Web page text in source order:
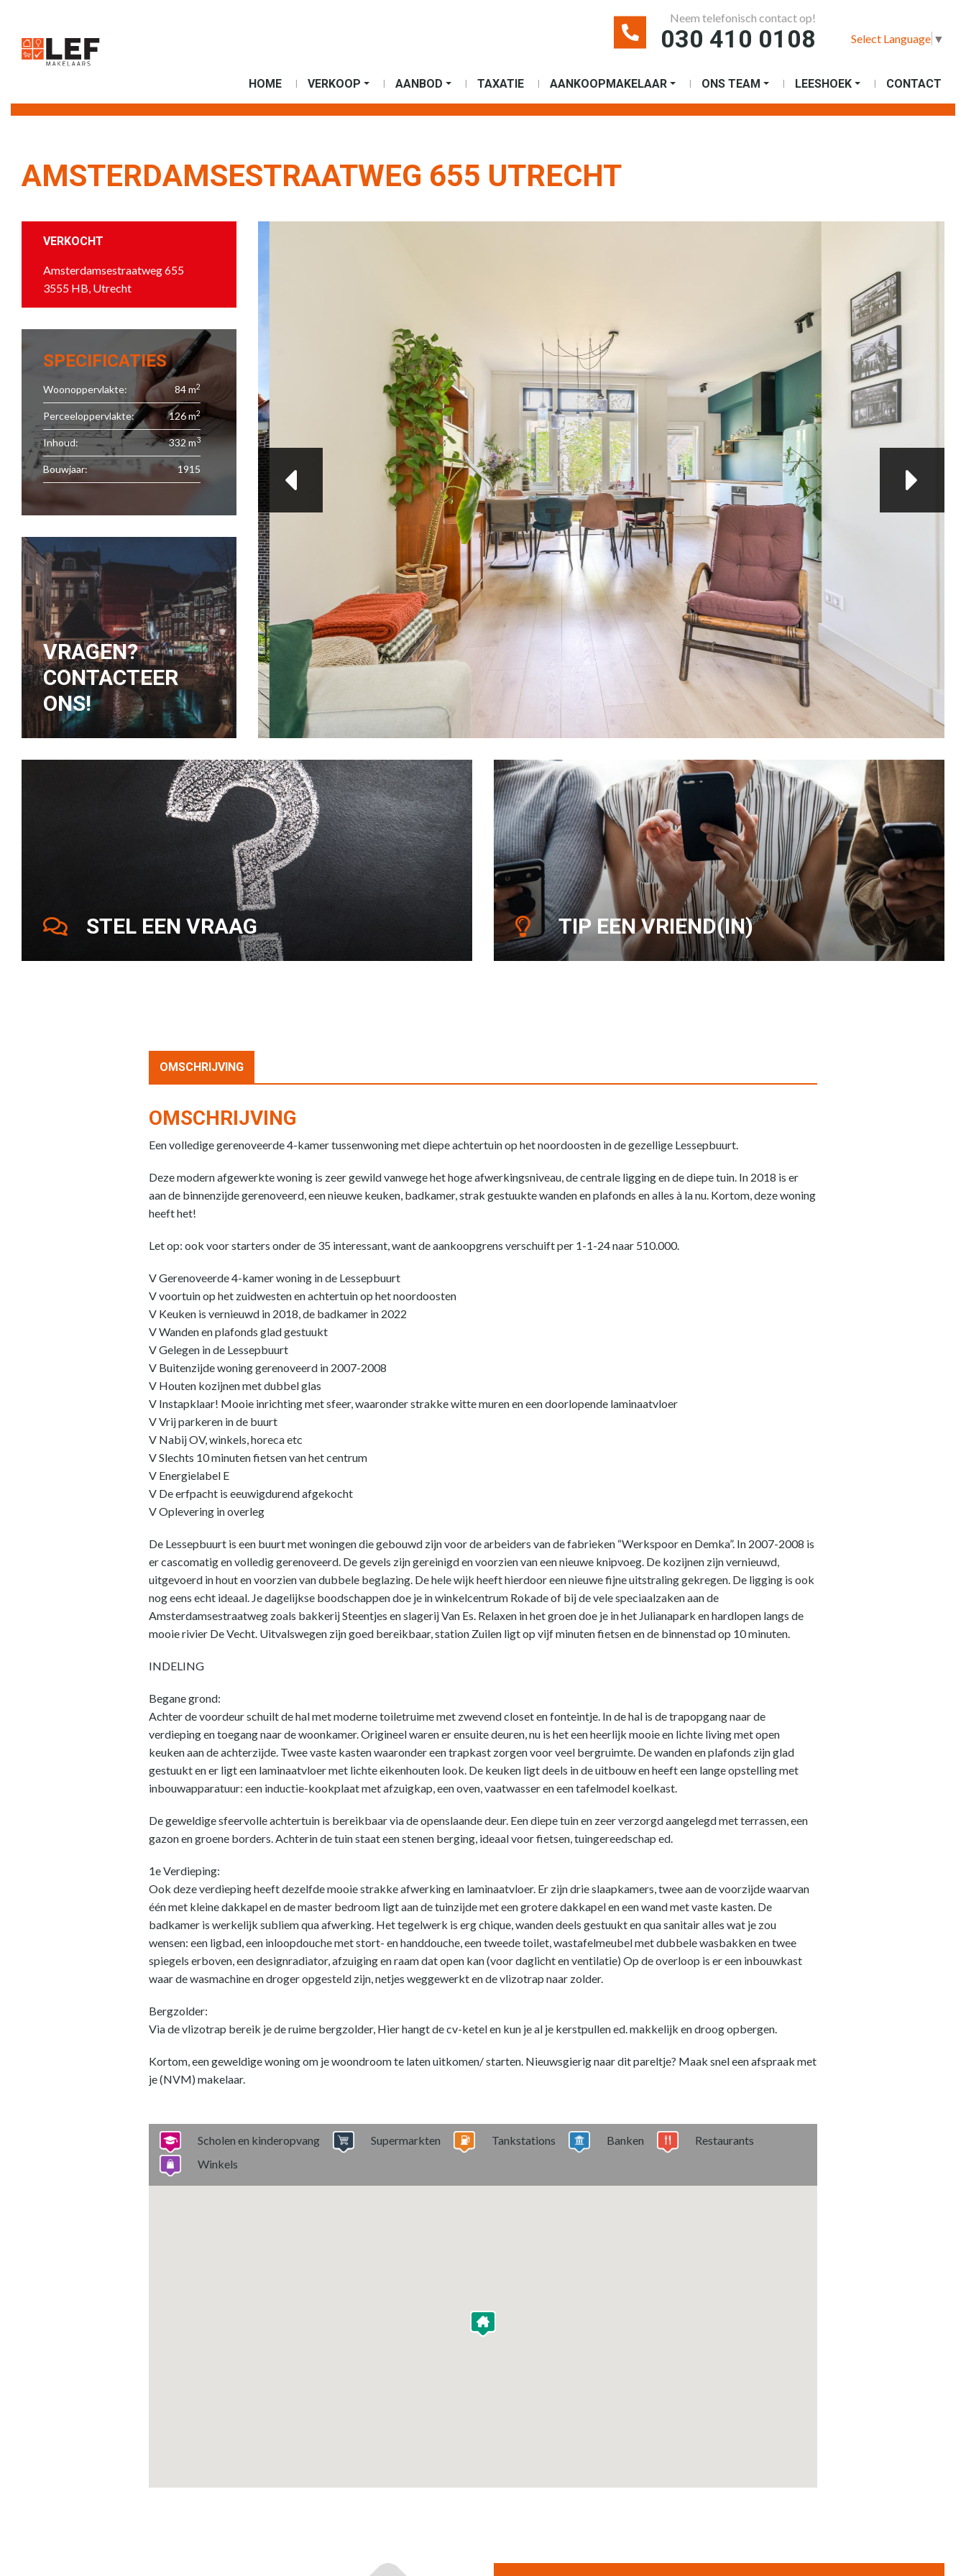
Neem telefonisch contact op!
030 410 0108 Select Language ▼
HOME VERKOOP AANBOD TAXATIE AANKOOPMAKELAAR ONS TEAM LEESHOEK CONTACT
AMSTERDAMSESTRAATWEG 655 UTRECHT
VERKOCHT
Amsterdamsestraatweg 655
3555 HB, Utrecht
SPECIFICATIES
Woonoppervlakte: 84 m2
Perceeloppervlakte: 126 m2
Inhoud: 332 m3
Bouwjaar: 1915
VRAGEN?
CONTACTEER
ONS!
STEL EEN VRAAG TIP EEN VRIEND(IN)
OMSCHRIJVING
OMSCHRIJVING
Een volledige gerenoveerde 4-kamer tussenwoning met diepe achtertuin op het noordoosten in de gezellige Lessepbuurt.
Deze modern afgewerkte woning is zeer gewild vanwege het hoge afwerkingsniveau, de centrale ligging en de diepe tuin. In 2018 is er
aan de binnenzijde gerenoveerd, een nieuwe keuken, badkamer, strak gestuukte wanden en plafonds en alles à la nu. Kortom, deze woning
heeft het!
Let op: ook voor starters onder de 35 interessant, want de aankoopgrens verschuift per 1-1-24 naar 510.000.
V Gerenoveerde 4-kamer woning in de Lessepbuurt
V voortuin op het zuidwesten en achtertuin op het noordoosten
V Keuken is vernieuwd in 2018, de badkamer in 2022
V Wanden en plafonds glad gestuukt
V Gelegen in de Lessepbuurt
V Buitenzijde woning gerenoveerd in 2007-2008
V Houten kozijnen met dubbel glas
V Instapklaar! Mooie inrichting met sfeer, waaronder strakke witte muren en een doorlopende laminaatvloer
V Vrij parkeren in de buurt
V Nabij OV, winkels, horeca etc
V Slechts 10 minuten fietsen van het centrum
V Energielabel E
V De erfpacht is eeuwigdurend afgekocht
V Oplevering in overleg
De Lessepbuurt is een buurt met woningen die gebouwd zijn voor de arbeiders van de fabrieken “Werkspoor en Demka”. In 2007-2008 is
er cascomatig en volledig gerenoveerd. De gevels zijn gereinigd en voorzien van een nieuwe knipvoeg. De kozijnen zijn vernieuwd,
uitgevoerd in hout en voorzien van dubbele beglazing. De hele wijk heeft hierdoor een nieuwe fijne uitstraling gekregen. De ligging is ook
nog eens echt ideaal. Je dagelijkse boodschappen doe je in winkelcentrum Rokade of bij de vele speciaalzaken aan de
Amsterdamsestraatweg zoals bakkerij Steentjes en slagerij Van Es. Relaxen in het groen doe je in het Julianapark en hardlopen langs de
mooie rivier De Vecht. Uitvalswegen zijn goed bereikbaar, station Zuilen ligt op vijf minuten fietsen en de binnenstad op 10 minuten.
INDELING
Begane grond:
Achter de voordeur schuilt de hal met moderne toiletruime met zwevend closet en fonteintje. In de hal is de trapopgang naar de
verdieping en toegang naar de woonkamer. Origineel waren er ensuite deuren, nu is het een heerlijk mooie en lichte living met open
keuken aan de achterzijde. Twee vaste kasten waaronder een trapkast zorgen voor veel bergruimte. De wanden en plafonds zijn glad
gestuukt en er ligt een laminaatvloer met lichte eikenhouten look. De keuken ligt deels in de uitbouw en heeft een lange opstelling met
inbouwapparatuur: een inductie-kookplaat met afzuigkap, een oven, vaatwasser en een tafelmodel koelkast.
De geweldige sfeervolle achtertuin is bereikbaar via de openslaande deur. Een diepe tuin en zeer verzorgd aangelegd met terrassen, een
gazon en groene borders. Achterin de tuin staat een stenen berging, ideaal voor fietsen, tuingereedschap ed.
1e Verdieping:
Ook deze verdieping heeft dezelfde mooie strakke afwerking en laminaatvloer. Er zijn drie slaapkamers, twee aan de voorzijde waarvan
één met kleine dakkapel en de master bedroom ligt aan de tuinzijde met een grotere dakkapel en een wand met vaste kasten. De
badkamer is werkelijk subliem qua afwerking. Het tegelwerk is erg chique, wanden deels gestuukt en qua sanitair alles wat je zou
wensen: een ligbad, een inloopdouche met stort- en handdouche, een tweede toilet, wastafelmeubel met dubbele wasbakken en twee
spiegels erboven, een designradiator, afzuiging en raam dat open kan (voor daglicht en ventilatie) Op de overloop is er een inbouwkast
waar de wasmachine en droger opgesteld zijn, netjes weggewerkt en de vlizotrap naar zolder.
Bergzolder:
Via de vlizotrap bereik je de ruime bergzolder, Hier hangt de cv-ketel en kun je al je kerstpullen ed. makkelijk en droog opbergen.
Kortom, een geweldige woning om je woondroom te laten uitkomen/ starten. Nieuwsgierig naar dit pareltje? Maak snel een afspraak met
je (NVM) makelaar.
Scholen en kinderopvang Supermarkten Tankstations Banken
Restaurants
Winkels